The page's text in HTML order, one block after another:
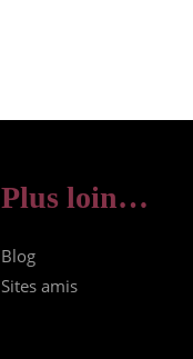
Plus loin…
Blog
Sites amis